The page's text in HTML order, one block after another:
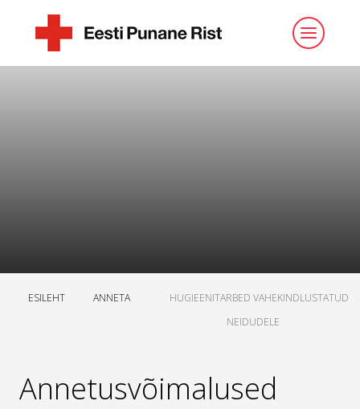
ESILEHT ANNETA
HUGIEENITARBED VAHEKINDLUSTATUD
NEIDUDELE
Annetusvõimalused